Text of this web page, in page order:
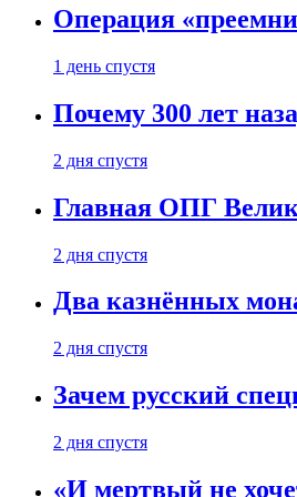
Операция
1 день спустя
Почему 300 лет
2 дня спустя
Главная ОПГ
2 дня спустя
Два казнённых
2 дня спустя
Зачем русский
2 дня спустя
«И мертвый не